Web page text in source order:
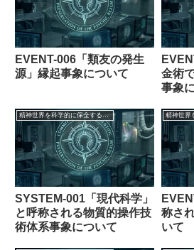
EVENT-006「類友の発生
源」縁起事象について
金術
事象
精神世界を科学的に保全する委員会【フェイク創作】
SYSTEM-001「現代科学」
と呼称される物質的操作技
術体系事象について
称さ
いて